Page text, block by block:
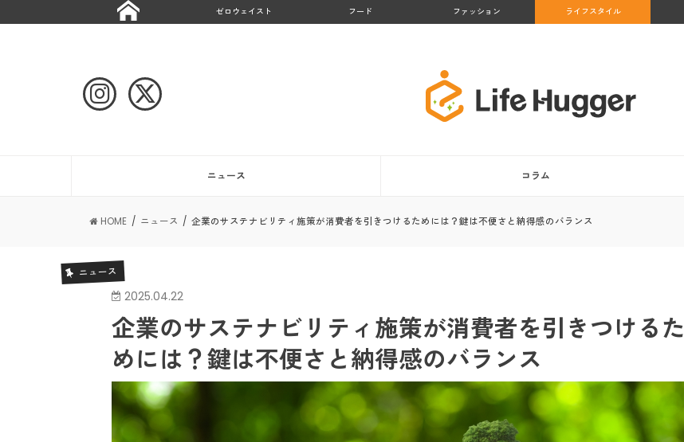
ゼロウェイスト フード ファッション ライフスタイル
ニュース コラム
HOME ニュース 企業のサステナビリティ施策が消費者を引きつけるためには？鍵は不便さと納得感のバランス
ニュース
2025.04.22
企業のサステナビリティ施策が消費者を引きつけるた
めには？鍵は不便さと納得感のバランス